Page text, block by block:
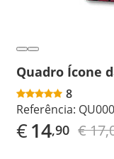
Quadro Ícone
8
Referência:
€14,90 €